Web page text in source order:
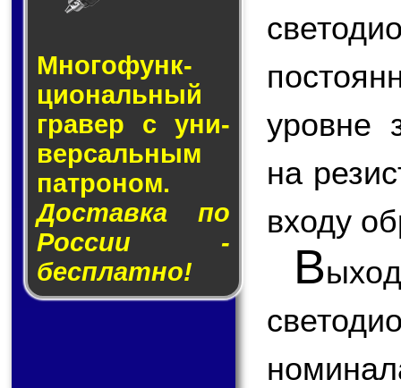
Много­функ­
цио­наль­ный
гра­вер с уни­
вер­саль­ным
пат­ро­ном.
Доставка по
России -
бесплатно!
уровне
на
входу
В